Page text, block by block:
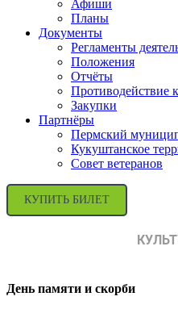
Афиши
Планы
Документы
Регламенты
Положения
Отчёты
Противодействие
Закупки
Партнёры
Пермский
Кукуштанское
Совет ветеранов
КУПИТЬ БИЛЕТ
День памяти и скорби